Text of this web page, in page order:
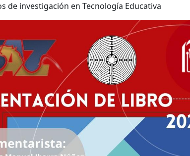
de investigación en Tecnología Educativa